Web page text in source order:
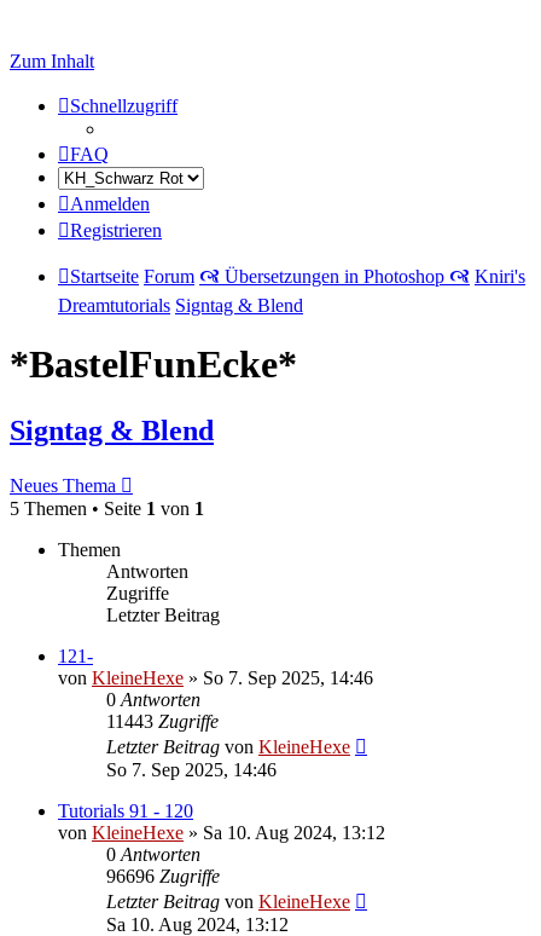
Zum Inhalt
Schnellzugriff
FAQ
Anmelden
Registrieren
Startseite Forum 🙧 Übersetzungen in Photoshop 🙧 Kniri's
Dreamtutorials Signtag & Blend
*BastelFunEcke*
Signtag & Blend
Neues Thema
5 Themen • Seite 1 von 1
Themen
Antworten
Zugriffe
Letzter Beitrag
121-
von KleineHexe » So 7. Sep 2025, 14:46
0 Antworten
11443 Zugriffe
Letzter Beitrag von KleineHexe
So 7. Sep 2025, 14:46
Tutorials 91 - 120
von KleineHexe » Sa 10. Aug 2024, 13:12
0 Antworten
96696 Zugriffe
Letzter Beitrag von KleineHexe
Sa 10. Aug 2024, 13:12